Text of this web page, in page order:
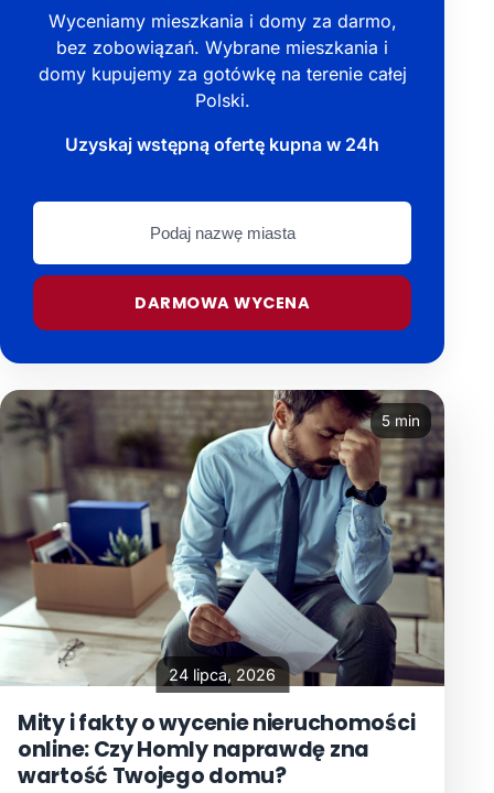
5 min
24 lipca, 2026
Mity i fakty o wycenie nieruchomości
online: Czy Homly naprawdę zna
wartość Twojego domu?
Wyceniamy mieszkania i domy za darmo,
bez zobowiązań. Wybrane mieszkania i
domy kupujemy za gotówkę na terenie całej
Polski.
Uzyskaj wstępną ofertę kupna w 24h
Podaj
miasta
DARMOWA WYCENA